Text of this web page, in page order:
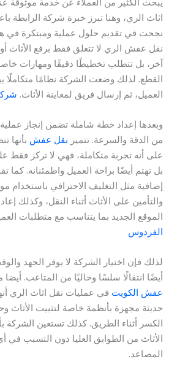
اثاث الري، وهنا تبرز خبرة شركة الرابطة
نجحت في تقديم حلول عملية ومبتكرة في
نقل عفش الري لا تتعلق فقط برفع الأثاث
آخر، بل تتطلب تخطيطًا دقيقًا ومهارات
القطع. لذلك وضعت الشركة نظامًا متكاملًا
العميل، ثم إرسال فريق لمعاينة الأثاث.
وبعدها إعداد خطة شاملة تضمن إنجاز
من الدقة والسرعة. تتميز نقل عفش بأنها
على أنه تجربة متكاملة، فهي لا تركز فقط
بل تهتم أيضًا براحة العميل واطمئنانه. كما
إضافية مثل التغليف الاحترافي باستخدام
والتأمين على الأثاث أثناء النقل، وكذلك
الموقع الجديد بما يتناسب مع متطلبات
الفردوس
لذلك فإن اختيار الشركة لا يوفر الجهد
أيضًا انتقالًا سلسًا وخاليًا من المتاعب. أيضا
عفش الكويت في عمليات نقل اثاث الري
حديثة مجهزة بأنظمة خاصة لتثبيت الأثاث
الكسر أثناء الطريق. كذلك تستعين الشركة
الأثاث من الطوابق العليا دون التسبب في
المصاعد.